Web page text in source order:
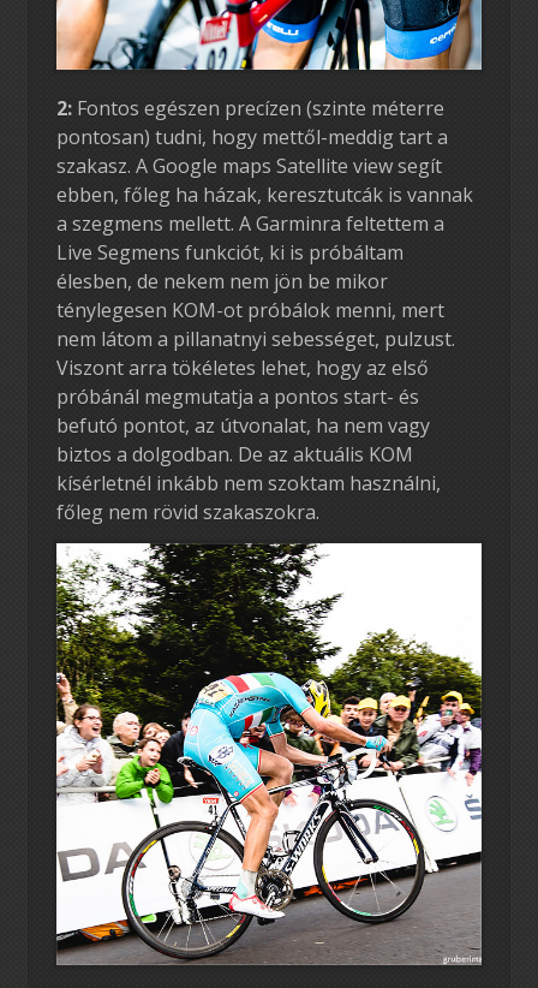
2:Fontos egészen precízen (szinte méterre
pontosan) tudni, hogy mettől-meddig tart a
szakasz. A Google maps Satellite view segít
ebben, főleg ha házak, keresztutcák is vannak
a szegmens mellett. A Garminra feltettem a
Live Segmens funkciót, ki is próbáltam
élesben, de nekem nem jön be mikor
ténylegesen KOM-ot próbálok menni, mert
nem látom a pillanatnyi sebességet, pulzust.
Viszont arra tökéletes lehet, hogy az első
próbánál megmutatja a pontos start- és
befutó pontot, az útvonalat, ha nem vagy
biztos a dolgodban. De az aktuális KOM
kísérletnél inkább nem szoktam használni,
főleg nem rövid szakaszokra.